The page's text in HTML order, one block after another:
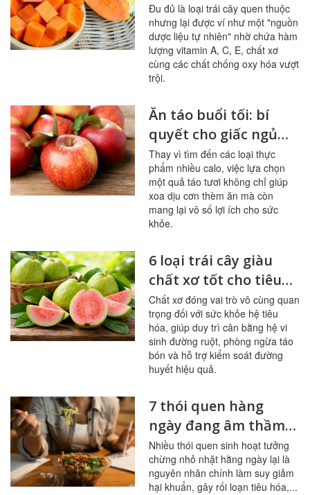
đu đủ thường xuyên
Đu đủ là loại trái cây quen thuộc
nhưng lại được ví như một "nguồn
dược liệu tự nhiên" nhờ chứa hàm
lượng vitamin A, C, E, chất xơ
cùng các chất chống oxy hóa vượt
trội.
Ăn táo buổi tối: bí
quyết cho giấc ngủ
ngon, hệ tiêu hóa
khỏe mạnh
Thay vì tìm đến các loại thực
phẩm nhiều calo, việc lựa chọn
một quả táo tươi không chỉ giúp
xoa dịu cơn thèm ăn mà còn
mang lại vô số lợi ích cho sức
khỏe.
6 loại trái cây giàu
chất xơ tốt cho tiêu
hóa, đường huyết
Chất xơ đóng vai trò vô cùng quan
trọng đối với sức khỏe hệ tiêu
hóa, giúp duy trì cân bằng hệ vi
sinh đường ruột, phòng ngừa táo
bón và hỗ trợ kiểm soát đường
huyết hiệu quả.
7 thói quen hàng
ngày đang âm thầm
tàn phá đường ruột
Nhiều thói quen sinh hoạt tưởng
chừng nhỏ nhặt hằng ngày lại là
nguyên nhân chính làm suy giảm
hại khuẩn, gây rối loạn tiêu hóa,...